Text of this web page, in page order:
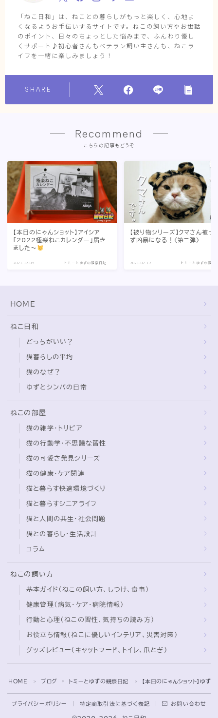
Follow Me
「ねこ日和」は、ねことの暮らしがもっと楽しく、心地よ
くなるようお手伝いするサイトです。ねこの飼い方やお世話
のポイント、日々のちょっとした悩みまで、ふんわり優し
くサポート♪初心者さんもベテラン飼い主さんも、ねこラ
イフを一緒に楽しみましょう！
SHARE
Recommend
こちらの記事もどうぞ
【本日のにゃんショット】アイシア
「2022極楽ねこカレンダー」届き
ました〜
2021.12.05 トミーとゆずの観察日記
【被り物シリーズ】クマさん被っ
ず凶暴になる！〈第二弾〉
2021.02.12 トミーとゆずの観察
HOME
ねこ日和
どっちがいい？
猫暮らしの平均
猫のなぜ？
ゆずとシンバの日常
ねこの部屋
猫の雑学・トリビア
猫の行動学・不思議な習性
猫の可愛さ発見シリーズ
猫の健康・ケア関連
猫と暮らす快適環境づくり
猫と暮らすシニアライフ
猫と人間の共生・社会問題
猫との暮らし・生活設計
コラム
ねこの飼い方
基本ガイド（ねこの飼い方、しつけ、食事）
健康管理（病気・ケア・病院情報）
行動と心理（ねこの習性、気持ちの読み方）
お役立ち情報（ねこに優しいインテリア、災害対策）
グッズレビュー（キャットフード、トイレ、爪とぎ）
HOME ＞ ブログ ＞ トミーとゆずの観察日記 ＞ 【本日のにゃんショット】ゆず
プライバシーポリシー 特定商取引法に基づく表記 お問い合わせ